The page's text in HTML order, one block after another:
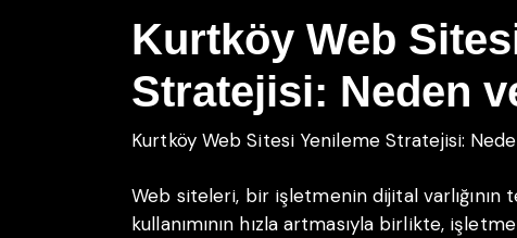
Kurtköy Web
Stratejisi: Neden
Kurtköy Web Sitesi Yenileme Stratejisi:
Web siteleri, bir işletmenin dijital
kullanımının hızla artmasıyla birlikte,